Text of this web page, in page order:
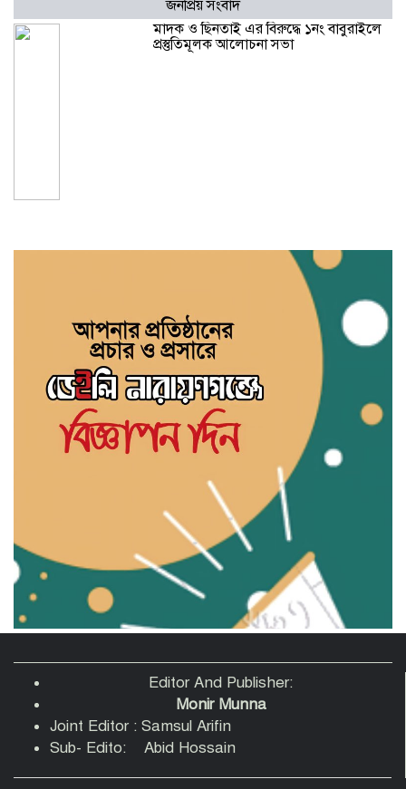
জনপ্রিয় সংবাদ
মাদক ও ছিনতাই এর বিরুদ্ধে ১নং বাবুরাইলে
প্রস্তুতিমূলক আলোচনা সভা
সাহিত্য জোট নারায়ণগঞ্জের কবিতা পাঠ ও
সাহিত্য আলোচনায় মুখরিত অনুষ্ঠান
‘স্বপ্ন, সেবা ও সমৃদ্ধি’ স্লোগানে নারায়ণগঞ্জে
রাজনৈতিক ব্যানার ব্যবহার করে চাঁদাবাজি-
সন্ত্রাসবাদসহ মাদক ব্যবসা বন্ধের আহবান
আহমেদুর রহমান তনুর
Editor And Publisher:
Monir Munna
Joint Editor : Samsul Arifin
Sub- Edito: Abid Hossain